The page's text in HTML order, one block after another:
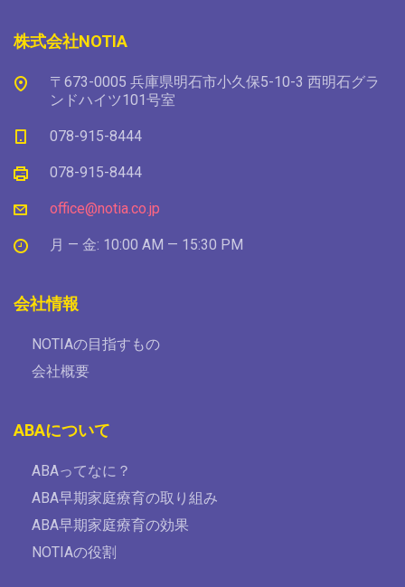
株式会社NOTIA
〒673-0005 兵庫県明石市小久保5-10-3 西明石グラ
ンドハイツ101号室
078-915-8444
078-915-8444
office@notia.co.jp
月 — 金: 10:00 AM — 15:30 PM
会社情報
NOTIAの目指すもの
会社概要
ABAについて
ABAってなに？
ABA早期家庭療育の取り組み
ABA早期家庭療育の効果
NOTIAの役割